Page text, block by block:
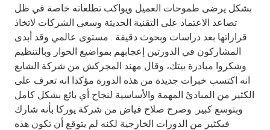
UK
Kingdom of Bahrain
بشكل يرضى طموحات العميل ويواكب تطلعاته خاصة في ظل
تصاعد الاعتماد على التقنية الحديثة وسعى الشركات لاتخاذ
قراراتها بعد دراسات وبحوث دقيقة . مستوى عالمي وقد أبدى
المشاركون في الدورتين إعجابهم بمواضيع الحوار وبالتنظيم
وشكروا مبادرة بيتك، وقال مهند المجركش من شركة الشايع
انه اكتسب خبرات جديدة من هذه الدورة مؤكدا انه تعرف على
الكثير من المبادىْ المهمة والأساسية لنجاح أي بائع بشكل كامل
وبتوسع كبير. وصرح صلاح فياض من شركة يوركا بأنه شارك
فىكثير من الدورات الخارجية لكنه لم يتوقع أن تكون هذه